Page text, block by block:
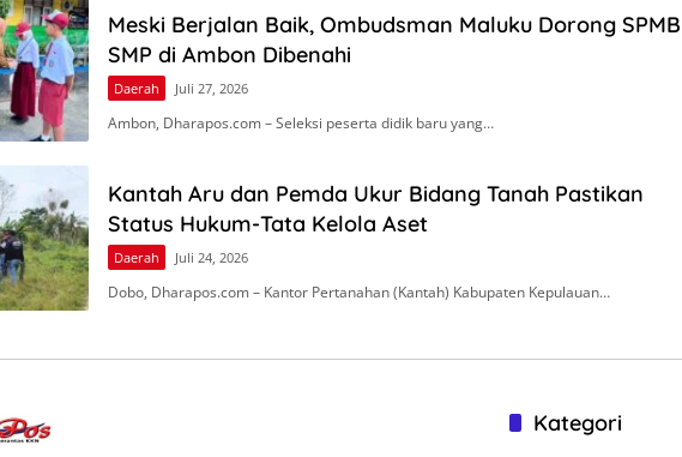
Meski Berjalan Baik, Ombudsman Maluku Dorong SPMB
SMP di Ambon Dibenahi
Daerah Juli 27, 2026
Ambon, Dharapos.com – Seleksi peserta didik baru yang…
Kantah Aru dan Pemda Ukur Bidang Tanah Pastikan
Status Hukum-Tata Kelola Aset
Daerah Juli 24, 2026
Dobo, Dharapos.com – Kantor Pertanahan (Kantah) Kabupaten Kepulauan…
Kategori